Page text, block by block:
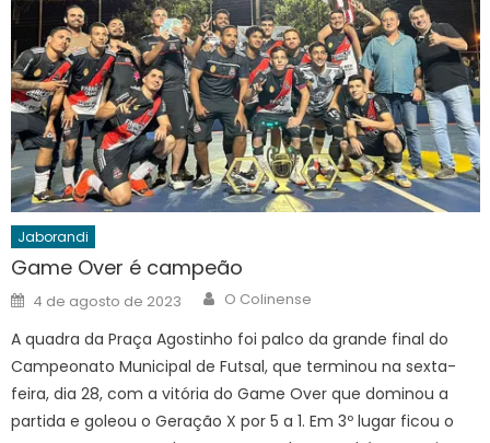
Jaborandi
Game Over é campeão
Posted
on
4 de agosto de 2023 Author
O Colinense
A quadra da Praça Agostinho foi palco da grande final do
Campeonato Municipal de Futsal, que terminou na sexta-
feira, dia 28, com a vitória do Game Over que dominou a
partida e goleou o Geração X por 5 a 1. Em 3º lugar ficou o